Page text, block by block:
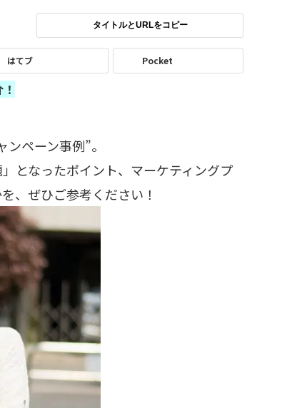
タイトルとURLをコピー
はてブ Pocket
ペーン事例”。
となったポイント、マーケティングプ
、ぜひご参考ください！